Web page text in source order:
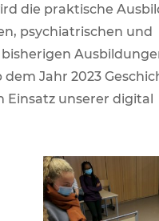
die praktische
psychiatrischen und
Jahr 2023
Einsatz unserer digital